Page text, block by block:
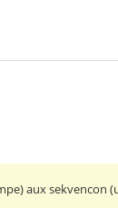
aux sekvencon